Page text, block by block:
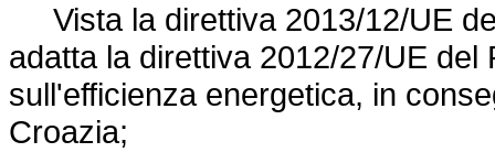
Vista la direttiva 2013/12/UE
adatta la direttiva 2012/27/UE
sull'efficienza energetica, in
Croazia;